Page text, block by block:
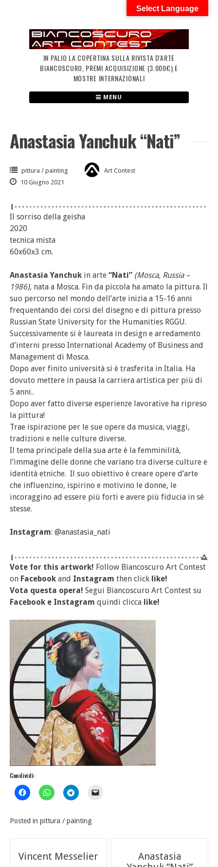
IN PALIO LA COPERTINA SULLA RIVISTA D'ARTE
BIANCOSCURO, PREMI ACQUISIZIONE (3.000€) E
MOSTRE INTERNAZIONALI
MENU
Anastasia Yanchuk “Nati”
pittura / painting
Art Contest
10 Giugno 2021
Il sorriso della geisha
2020
tecnica mista
60x60x3 cm.
Anastasia Yanchuk in arte “Nati” (Mosca, Russia –
1986), nata a Mosca. Fin da piccola ha amato la pittura. Il
suo percorso nel mondo dell’arte inizia a 15-16 anni
frequentando dei corsi del disegno e di pittura presso
Russian State University for the Humanities RGGU.
Successivamente si è laureata in design e arredamento
d’interni presso International Academy of Business and
Management di Mosca.
Dopo aver finito università si è trasferita in Italia. Ha
dovuto mettere in pausa la carriera artistica per più di
5 anni..
Dopo aver fatto diverse esperienze lavorative ha ripreso
la pittura!
Trae ispirazione per le sue opere da musica, viaggi,
tradizioni e nelle culture diverse.
Il tema principale della sua arte è la femminilità,
l’immagine delle donne che variano tra diverse culture e
identità etniche. Il suo obiettivo è creare opere d’arte
che influenzino, ispirino e motivino le donne, le
incoraggino ad essere più forti e avere più fiducia in sé
stesse.
Instagram: @anastasia_nati
Vote for this artwork! Follow Biancoscuro Art Contest
on Facebook and Instagram then click like!
Vota questa opera! Segui Biancoscuro Art Contest su
Facebook e Instagram quindi clicca like!
Condividi:
Posted in pittura / painting
Navigazione
Vincent Messelier
Anastasia
Select Language